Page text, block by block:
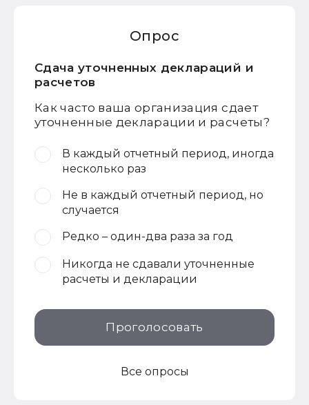
Опрос
Сдача уточненных деклараций и
расчетов
Как часто ваша организация сдает
уточненные декларации и расчеты?
В каждый отчетный период, иногда
несколько раз
Не в каждый отчетный период, но
случается
Редко – один-два раза за год
Никогда не сдавали уточненные
расчеты и декларации
Проголосовать
Все опросы